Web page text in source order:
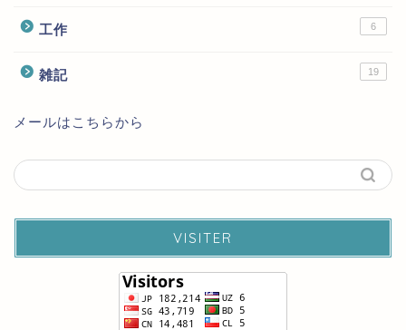
工作 6
雑記 19
メールはこちらから
VISITER